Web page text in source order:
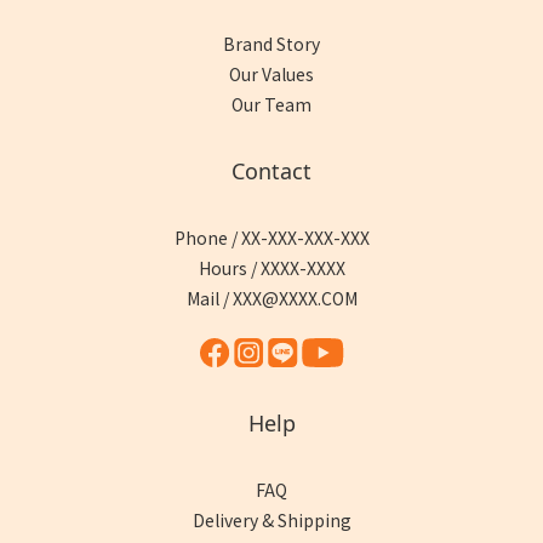
Brand Story
Our Values
Our Team
Contact
Phone / XX-XXX-XXX-XXX
Hours / XXXX-XXXX
Mail / XXX@XXXX.COM
Help
FAQ
Delivery & Shipping